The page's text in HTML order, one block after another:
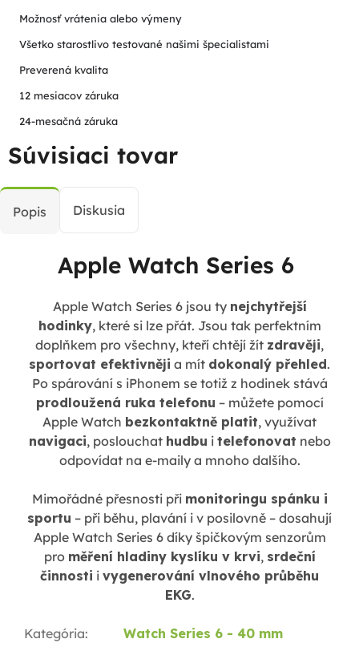
Možnosť vrátenia alebo výmeny
Všetko starostlivo testované našimi špecialistami
Preverená kvalita
12 mesiacov záruka
24-mesačná záruka
Súvisiaci tovar
Popis Diskusia
Apple Watch Series 6
Apple Watch Series 6 jsou ty nejchytřejší
hodinky, které si lze přát. Jsou tak perfektním
doplňkem pro všechny, kteří chtějí žít zdravěji,
sportovat efektivněji a mít dokonalý přehled.
Po spárování s iPhonem se totiž z hodinek stává
prodloužená ruka telefonu – můžete pomocí
Apple Watch bezkontaktně platit, využívat
navigaci, poslouchat hudbu i telefonovat nebo
odpovídat na e-maily a mnoho dalšího.
Mimořádné přesnosti při monitoringu spánku i
sportu – při běhu, plavání i v posilovně – dosahují
Apple Watch Series 6 díky špičkovým senzorům
pro měření hladiny kyslíku v krvi, srdeční
činnosti i vygenerování vlnového průběhu
EKG.
Kategória:
Watch Series 6 - 40 mm